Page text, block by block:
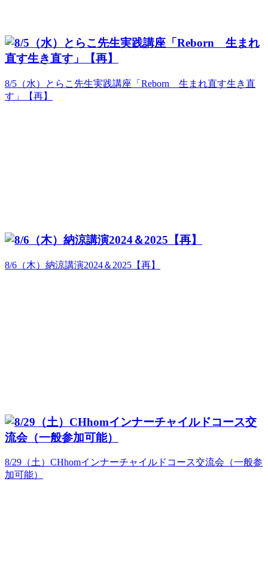
8/5（水）とらこ先生実践講座「Reborn 生まれ直す生き直
す」【再】
8/6（木）納涼講演2024＆2025【再】
8/29（土）CHhomインナーチャイルドコース交流会（一般参
加可能）